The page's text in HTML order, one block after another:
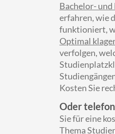
Bachelor-
erfahren, wie
funktioniert,
Optimal
verfolgen,
Kosten Sie
Oder
Sie für eine
Thema